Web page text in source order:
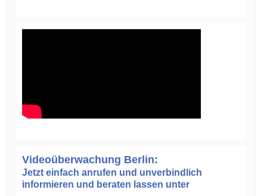
Videoüberwachung Berlin:
Jetzt einfach anrufen und unverbindlich
informieren und beraten lassen unter